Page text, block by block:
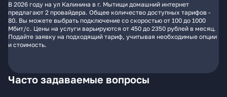
В 2026 году на ул Калинина в г. Мытищи домашний интернет
предлагают 2 провайдера. Общее количество доступных тарифов -
80. Вы можете выбрать подключение со скоростью от 100 до 1000
Мбит/с. Цены на услуги варьируются от 450 до 2350 рублей в месяц.
Подайте заявку на подходящий тариф, учитывая необходимые опции
и стоимость.
Часто задаваемые вопросы